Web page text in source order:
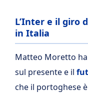
L’Inter e il giro
in Italia
Matteo Moretto
sul presente e il
che il portoghese